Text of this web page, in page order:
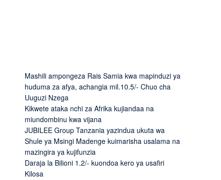
Mashili ampongeza Rais Samia kwa mapinduzi ya
huduma za afya, achangia mil.10.5/- Chuo cha
Uuguzi Nzega
Kikwete ataka nchi za Afrika kujiandaa na
miundombinu kwa vijana
JUBILEE Group Tanzania yazindua ukuta wa
Shule ya Msingi Madenge kuimarisha usalama na
mazingira ya kujifunzia
Daraja la Bilioni 1.2/- kuondoa kero ya usafiri
Kilosa